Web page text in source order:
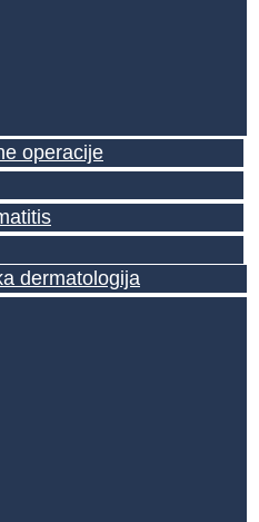
operacije
dermatologija